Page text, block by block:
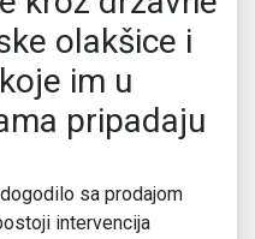
olakšice i
im u
pripadaju
sa prodajom
intervencija